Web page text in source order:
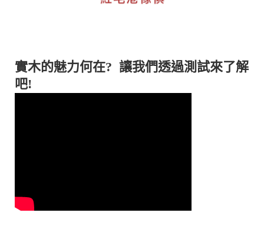
實木的魅力何在? 讓我們透過測試來了解
吧!